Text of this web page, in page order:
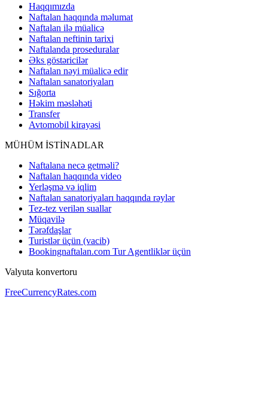
Haqqımızda
Naftalan haqqında məlumat
Naftalan ilə müalicə
Naftalan neftinin tarixi
Naftalanda proseduralar
Əks göstəricilər
Naftalan nəyi müalicə edir
Naftalan sanatoriyaları
Sığorta
Həkim məsləhəti
Transfer
Avtomobil kirayəsi
MÜHÜM İSTİNADLAR
Naftalana necə getməli?
Naftalan haqqında video
Yerləşmə və iqlim
Naftalan sanatoriyaları haqqında rəylər
Tez-tez verilən suallar
Müqavilə
Tərəfdaşlar
Turistlər üçün (vacib)
Bookingnaftalan.com Tur Agentliklər üçün
Valyuta konvertoru
FreeCurrencyRates.com